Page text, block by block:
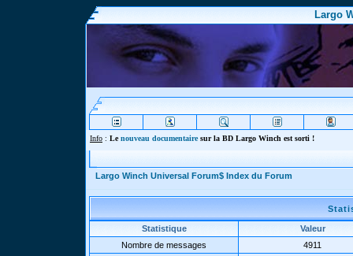
Largo
Info : Lenouveau documentairesur la BD Largo Winch est sorti !
Largo Winch Universal Forum$ Index du Forum
Statistique
Valeur
Nombre de messages
4911